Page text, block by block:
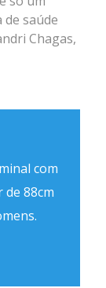
saúde
Chagas,
com
88cm